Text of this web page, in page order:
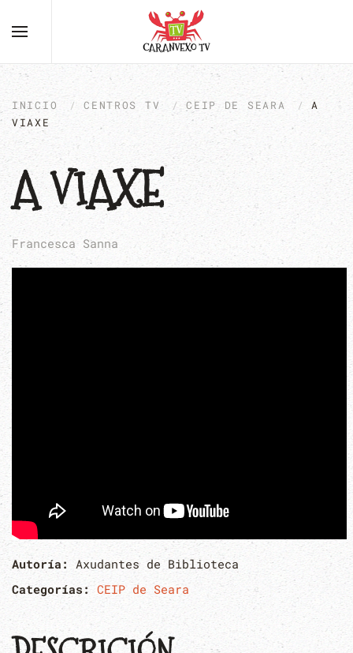
INICIO CENTROS TV CEIP DE SEARA
A
VIAXE
A VIAXE
Francesca Sanna
Autoría: Axudantes de Biblioteca
Categorías: CEIP de Seara